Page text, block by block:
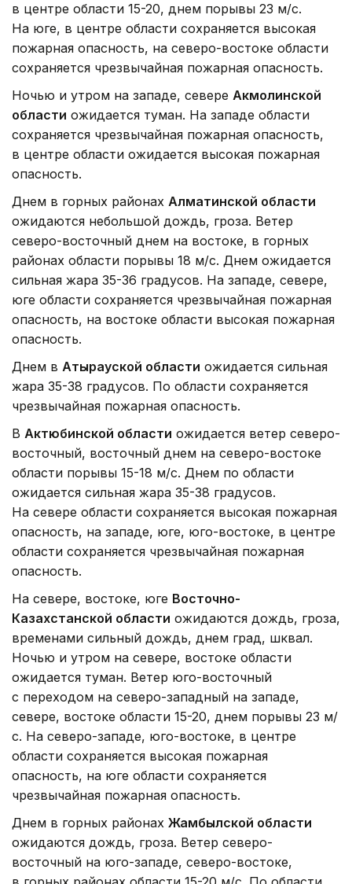
в центре области 15-20, днем порывы 23 м/с.
На юге, в центре области сохраняется высокая
пожарная опасность, на северо-востоке области
сохраняется чрезвычайная пожарная опасность.
Ночью и утром на западе, севере Акмолинской
области ожидается туман. На западе области
сохраняется чрезвычайная пожарная опасность,
в центре области ожидается высокая пожарная
опасность.
Днем в горных районах Алматинской области
ожидаются небольшой дождь, гроза. Ветер
северо-восточный днем на востоке, в горных
районах области порывы 18 м/с. Днем ожидается
сильная жара 35-36 градусов. На западе, севере,
юге области сохраняется чрезвычайная пожарная
опасность, на востоке области высокая пожарная
опасность.
Днем в Атырауской области ожидается сильная
жара 35-38 градусов. По области сохраняется
чрезвычайная пожарная опасность.
В Актюбинской области ожидается ветер северо-
восточный, восточный днем на северо-востоке
области порывы 15-18 м/с. Днем по области
ожидается сильная жара 35-38 градусов.
На севере области сохраняется высокая пожарная
опасность, на западе, юге, юго-востоке, в центре
области сохраняется чрезвычайная пожарная
опасность.
На севере, востоке, юге Восточно-
Казахстанской области ожидаются дождь, гроза,
временами сильный дождь, днем град, шквал.
Ночью и утром на севере, востоке области
ожидается туман. Ветер юго-восточный
с переходом на северо-западный на западе,
севере, востоке области 15-20, днем порывы 23 м/
с. На северо-западе, юго-востоке, в центре
области сохраняется высокая пожарная
опасность, на юге области сохраняется
чрезвычайная пожарная опасность.
Днем в горных районах Жамбылской области
ожидаются дождь, гроза. Ветер северо-
восточный на юго-западе, северо-востоке,